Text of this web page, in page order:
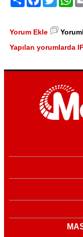
Yorum Ekle
Yapılan yorumlarda